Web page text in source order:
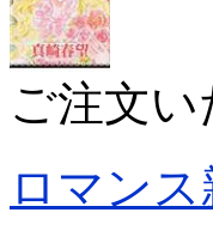
ご注文
ロマン